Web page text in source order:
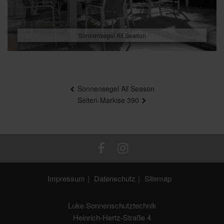
Sonnensegel All Season
Sonnensegel All Season
Seiten-Markise 390
Impressum Datenschutz Sitemap
Luke Sonnenschutztechnik
Heinrich-Hertz-Straße 4